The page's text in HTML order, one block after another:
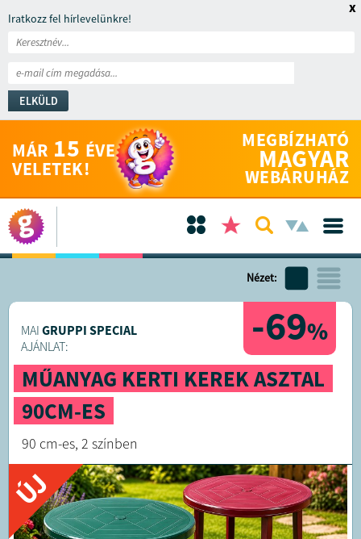
Iratkozz fel hírlevelünkre!
ELKÜLD
x
MÁR 15 ÉVE
VELETEK!
MEGBÍZHATÓ
MAGYAR
WEBÁRUHÁZ
Nézet:
-69%
MAI GRUPPI SPECIAL
AJÁNLAT:
MŰANYAG KERTI KEREK ASZTAL
90CM-ES
90 cm-es, 2 színben
ÚJ